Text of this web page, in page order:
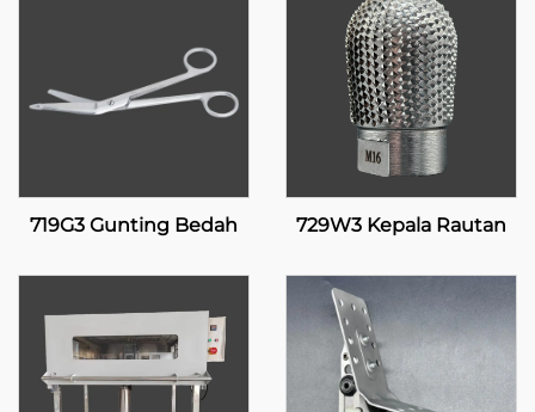
719G3 Gunting Bedah 729W3 Kepala Rautan